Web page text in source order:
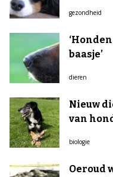
gezondheid
baasje’
dieren
Nieuw
van
biologie
Oeroud